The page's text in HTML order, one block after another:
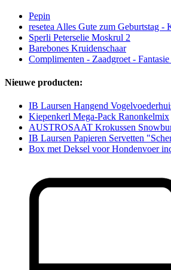
Pepin
resetea Alles Gute zum Geburtstag -
Sperli Peterselie Moskrul 2
Barebones Kruidenschaar
Complimenten - Zaadgroet -
Nieuwe producten:
IB Laursen Hangend
Kiepenkerl Mega-Pack Ranonkelmix
AUSTROSAAT Krokussen
IB Laursen Papieren Servetten
Box met Deksel voor Hondenvoer